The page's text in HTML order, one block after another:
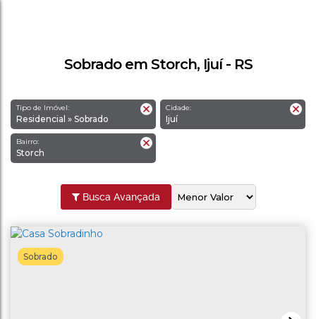
Sobrado em Storch, Ijuí - RS
Tipo de Imóvel:
Residencial » Sobrado
Cidade:
Ijuí
Bairro:
Storch
Busca Avançada
Sobrado